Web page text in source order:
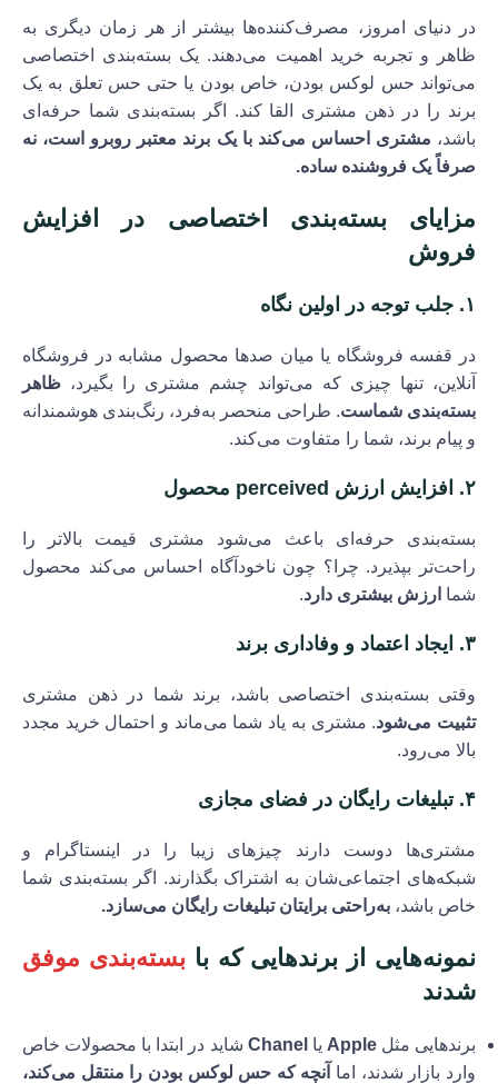
در دنیای امروز، مصرف‌کننده‌ها بیشتر از هر زمان دیگری به
ظاهر و تجربه خرید اهمیت می‌دهند. یک بسته‌بندی اختصاصی
می‌تواند حس لوکس بودن، خاص بودن یا حتی حس تعلق به یک
برند را در ذهن مشتری القا کند. اگر بسته‌بندی شما حرفه‌ای
باشد، مشتری احساس می‌کند با یک برند معتبر روبرو است، نه
صرفاً یک فروشنده ساده.
مزایای بسته‌بندی اختصاصی در افزایش
فروش
۱. جلب توجه در اولین نگاه
در قفسه فروشگاه یا میان صدها محصول مشابه در فروشگاه
آنلاین، تنها چیزی که می‌تواند چشم مشتری را بگیرد، ظاهر
بسته‌بندی شماست. طراحی منحصر به‌فرد، رنگ‌بندی هوشمندانه
و پیام برند، شما را متفاوت می‌کند.
۲. افزایش ارزش perceived محصول
بسته‌بندی حرفه‌ای باعث می‌شود مشتری قیمت بالاتر را
راحت‌تر بپذیرد. چرا؟ چون ناخودآگاه احساس می‌کند محصول
شما ارزش بیشتری دارد.
۳. ایجاد اعتماد و وفاداری برند
وقتی بسته‌بندی اختصاصی باشد، برند شما در ذهن مشتری
تثبیت می‌شود. مشتری به یاد شما می‌ماند و احتمال خرید مجدد
بالا می‌رود.
۴. تبلیغات رایگان در فضای مجازی
مشتری‌ها دوست دارند چیزهای زیبا را در اینستاگرام و
شبکه‌های اجتماعی‌شان به اشتراک بگذارند. اگر بسته‌بندی شما
خاص باشد، به‌راحتی برایتان تبلیغات رایگان می‌سازد.
نمونه‌هایی از برندهایی که با بسته‌بندی موفق
شدند
برندهایی مثلApple یا Chanel شاید در ابتدا با محصولات خاص
وارد بازار شدند، اما آنچه که حس لوکس بودن را منتقل می‌کند،